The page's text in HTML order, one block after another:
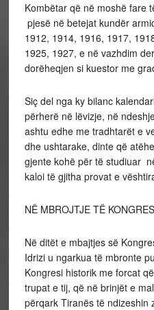
Kombëtar që në moshë fare
pjesë në betejat kundër
1912, 1914, 1916, 1917,
1925, 1927, e në vazhdim
dorëheqjen si kuestor me
Siç del nga ky bilanc
përherë në lëvizje, në
ashtu edhe me tradhtarët e
dhe ushtarake, dinte që
gjente kohë për të studiuar
kaloi të gjitha provat e
NË MBROJTJE TË
Në ditët e mbajtjes së
Idrizi u ngarkua të mbronte
Kongresi historik me forcat
trupat e tij, që në brinjët e
përqark Tiranës të ndizeshin